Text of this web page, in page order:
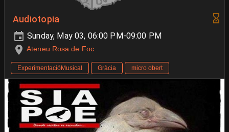
Audiotopia
Sunday, May 03, 06:00 PM-09:00 PM
Ateneu Rosa de Foc
ExperimentacióMusical Gràcia micro obert